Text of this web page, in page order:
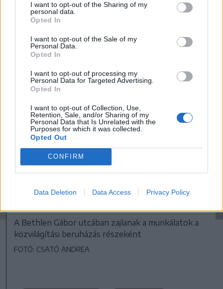
I want to opt-out of the Sharing of my
personal data.
Opted In
I want to opt-out of the Sale of my
Personal Data.
Opted In
I want to opt-out of processing my
Personal Data for Targeted Advertising.
Opted In
I want to opt-out of Collection, Use,
Retention, Sale, and/or Sharing of my
Personal Data that Is Unrelated with the
Purposes for which it was collected.
Opted Out
CONFIRM
Data Deletion Data Access Privacy Policy
haladó forgalomban közlekedőknek pedig
ennyi ideig kell még türelmesnek lenniük
alkalomadtán.
A Bethlen Gábor utcában zajlanak a munkálatok a
közvilágítási beruházás részeként
FOTÓ: CSATÓ ANDREA